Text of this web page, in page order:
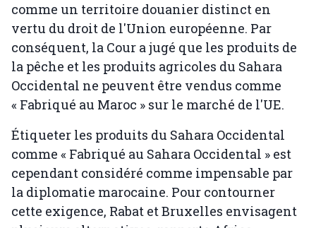
comme un territoire douanier distinct en
vertu du droit de l'Union européenne. Par
conséquent, la Cour a jugé que les produits de
la pêche et les produits agricoles du Sahara
Occidental ne peuvent être vendus comme
« Fabriqué au Maroc » sur le marché de l'UE.
Étiqueter les produits du Sahara Occidental
comme « Fabriqué au Sahara Occidental » est
cependant considéré comme impensable par
la diplomatie marocaine. Pour contourner
cette exigence, Rabat et Bruxelles envisagent